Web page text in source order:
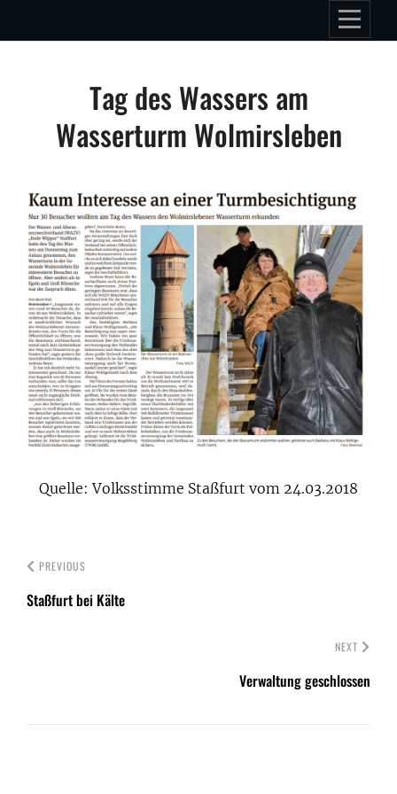
to
Tag des Wassers am
Wasserturm Wolmirsleben
Quelle: Volksstimme Staßfurt vom 24.03.2018
Beitragsnavigation
PREVIOUS
Staßfurt bei Kälte
NEXT
Verwaltung geschlossen